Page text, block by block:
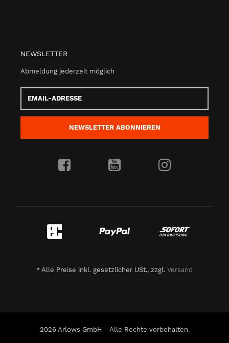
NEWSLETTER
Abmeldung jederzeit möglich
Adresse
NEWSLETTER ABONNIEREN
* Alle Preise inkl. gesetzlicher USt., zzgl. Versand
2026 Arlows GmbH - Alle Rechte vorbehalten.